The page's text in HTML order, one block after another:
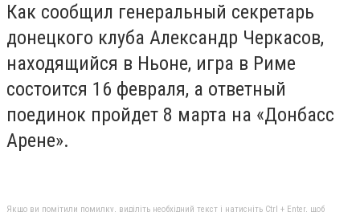
Как сообщил генеральный секретарь
донецкого клуба Александр Черкасов,
находящийся в Ньоне, игра в Риме
состоится 16 февраля, а ответный
поединок пройдет 8 марта на «Донбасс
Арене».
Якщо ви помітили помилку, виділіть необхідний текст і натисніть Ctrl + Enter, щоб